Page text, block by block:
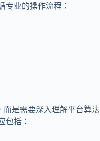
专业的操作流程：
而是需要深入理解平台算法
包括：